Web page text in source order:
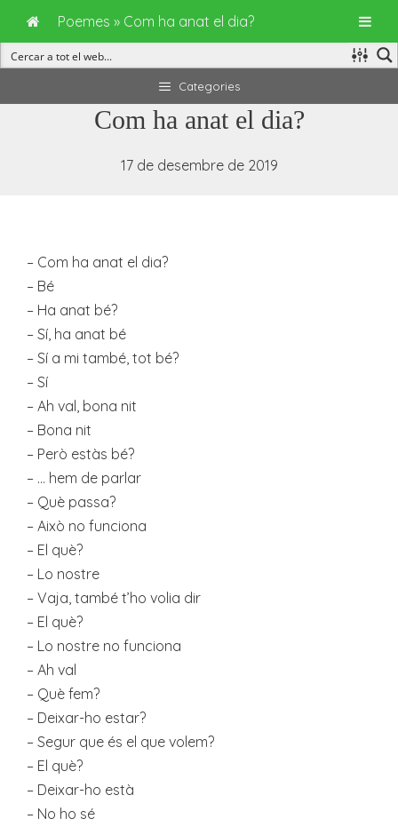
al
Categories
Com ha anat el dia?
17 de desembre de 2019
– Com ha anat el dia?
– Bé
– Ha anat bé?
– Sí, ha anat bé
– Sí a mi també, tot bé?
– Sí
– Ah val, bona nit
– Bona nit
– Però estàs bé?
– … hem de parlar
– Què passa?
– Això no funciona
– El què?
– Lo nostre
– Vaja, també t’ho volia dir
– El què?
– Lo nostre no funciona
– Ah val
– Què fem?
– Deixar-ho estar?
– Segur que és el que volem?
– El què?
– Deixar-ho està
– No ho sé
Poemes » Com ha anat el dia?